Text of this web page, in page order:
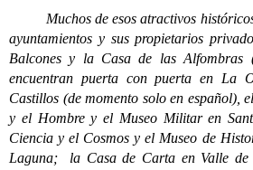
Muchos de esos atractivos históricos
ayuntamientos y sus propietarios
Balcones y la Casa de las Alfombras
encuentran puerta con puerta en La
Castillos (de momento solo en español),
y el Hombre y el Museo Militar en
Ciencia y el Cosmos y el Museo de
Laguna; la Casa de Carta en Valle